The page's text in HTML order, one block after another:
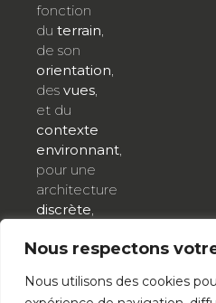
Nous respectons
Nous utilisons des cookies
fonction
du terrain
de son
orientation
des vues
et du
contexte
environnant
pour une
architecture
discrète
et
de